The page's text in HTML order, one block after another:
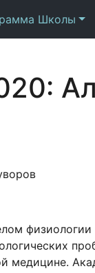
Школы
медицине.